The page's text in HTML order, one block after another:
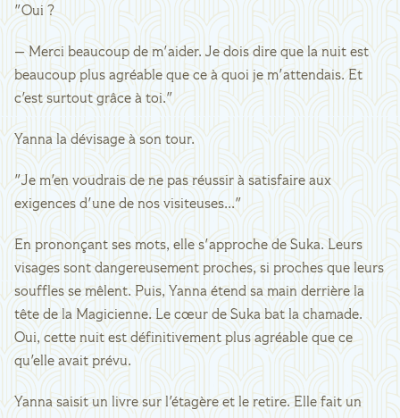
"Oui ?
— Merci beaucoup de m'aider. Je dois dire que la nuit est
beaucoup plus agréable que ce à quoi je m'attendais. Et
c'est surtout grâce à toi."
Yanna la dévisage à son tour.
"Je m'en voudrais de ne pas réussir à satisfaire aux
exigences d'une de nos visiteuses..."
En prononçant ses mots, elle s'approche de Suka. Leurs
visages sont dangereusement proches, si proches que leurs
souffles se mêlent. Puis, Yanna étend sa main derrière la
tête de la Magicienne. Le cœur de Suka bat la chamade.
Oui, cette nuit est définitivement plus agréable que ce
qu'elle avait prévu.
Yanna saisit un livre sur l'étagère et le retire. Elle fait un